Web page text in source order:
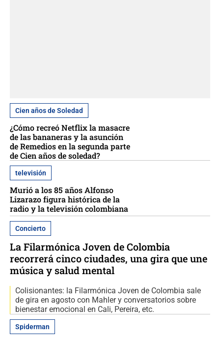
Cien años de Soledad
¿Cómo recreó Netflix la masacre
de las bananeras y la asunción
de Remedios en la segunda parte
de Cien años de soledad?
televisión
Murió a los 85 años Alfonso
Lizarazo figura histórica de la
radio y la televisión colombiana
Concierto
La Filarmónica Joven de Colombia
recorrerá cinco ciudades, una gira que une
música y salud mental
Colisionantes: la Filarmónica Joven de Colombia sale
de gira en agosto con Mahler y conversatorios sobre
bienestar emocional en Cali, Pereira, etc.
Spiderman